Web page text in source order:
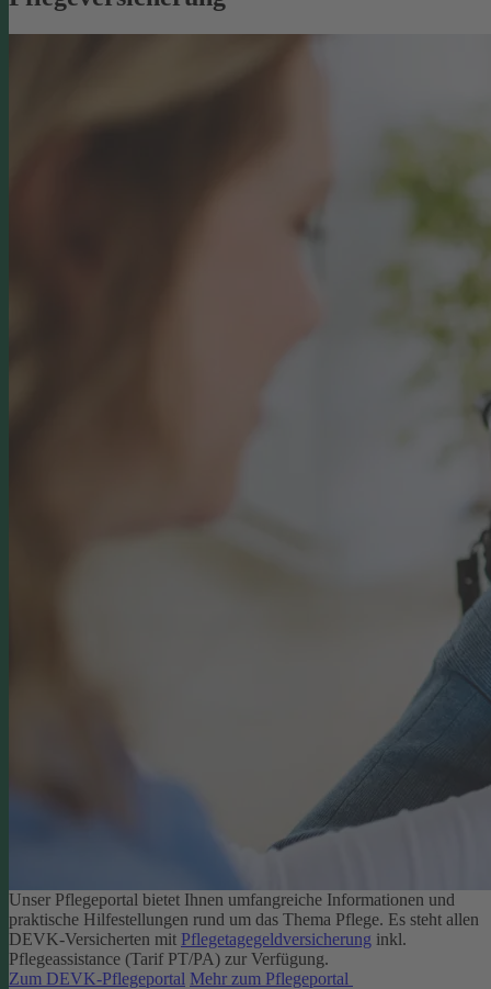
Unser Pflegeportal bietet Ihnen umfangreiche Informationen und
praktische Hilfestellungen rund um das Thema Pflege. Es steht allen
DEVK-Versicherten mit Pflegetagegeldversicherung inkl.
Pflegeassistance (Tarif PT/PA) zur Verfügung.
Zum DEVK-Pflegeportal Mehr zum Pflegeportal